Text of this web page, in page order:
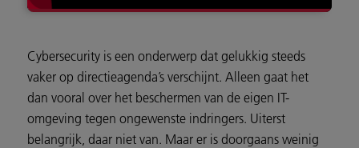
Cybersecurity is een onderwerp dat gelukkig steeds
vaker op directieagenda’s verschijnt. Alleen gaat het
dan vooral over het beschermen van de eigen IT-
omgeving tegen ongewenste indringers. Uiterst
belangrijk, daar niet van. Maar er is doorgaans weinig